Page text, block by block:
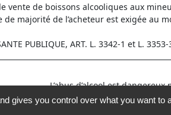
vente de boissons alcooliques aux
de majorité de l’acheteur est exigée au
PUBLIQUE, ART. L. 3342-1 et L. 3353-
L’abus d’alcool est
gives you control over what you want to